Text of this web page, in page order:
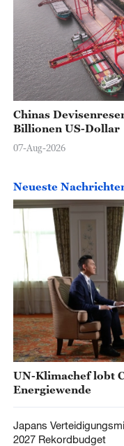
Chinas
Billionen US-Dollar
07-Aug-2026
Neueste
UN-Klimachef lobt
Energiewende
Japans
2027 Rekordbudget